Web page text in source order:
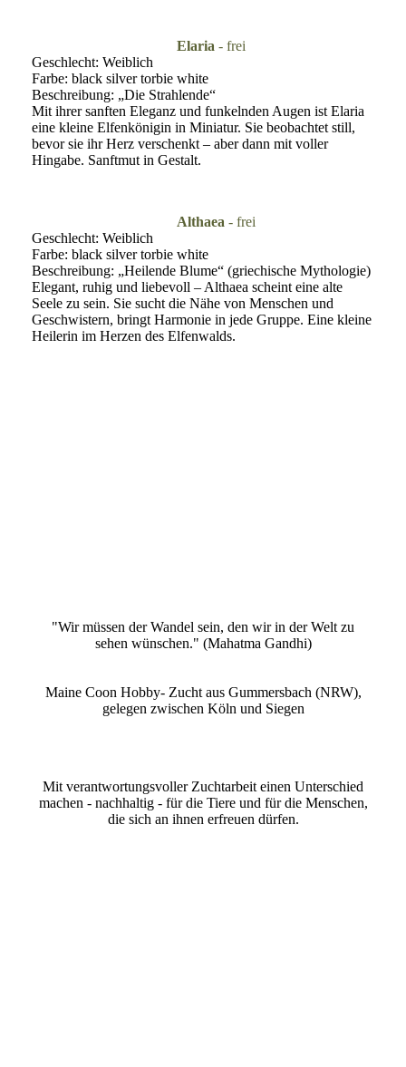
Elaria - frei
Geschlecht: Weiblich
Farbe: black silver torbie white
Beschreibung: „Die Strahlende“
Mit ihrer sanften Eleganz und funkelnden Augen ist Elaria
eine kleine Elfenkönigin in Miniatur. Sie beobachtet still,
bevor sie ihr Herz verschenkt – aber dann mit voller
Hingabe. Sanftmut in Gestalt.
Althaea - frei
Geschlecht: Weiblich
Farbe: black silver torbie white
Beschreibung: „Heilende Blume“ (griechische Mythologie)
Elegant, ruhig und liebevoll – Althaea scheint eine alte
Seele zu sein. Sie sucht die Nähe von Menschen und
Geschwistern, bringt Harmonie in jede Gruppe. Eine kleine
Heilerin im Herzen des Elfenwalds.
"Wir müssen der Wandel sein, den wir in der Welt zu
sehen wünschen." (Mahatma Gandhi)
Maine Coon Hobby- Zucht aus Gummersbach (NRW),
gelegen zwischen Köln und Siegen
Mit verantwortungsvoller Zuchtarbeit einen Unterschied
machen - nachhaltig - für die Tiere und für die Menschen,
die sich an ihnen erfreuen dürfen.